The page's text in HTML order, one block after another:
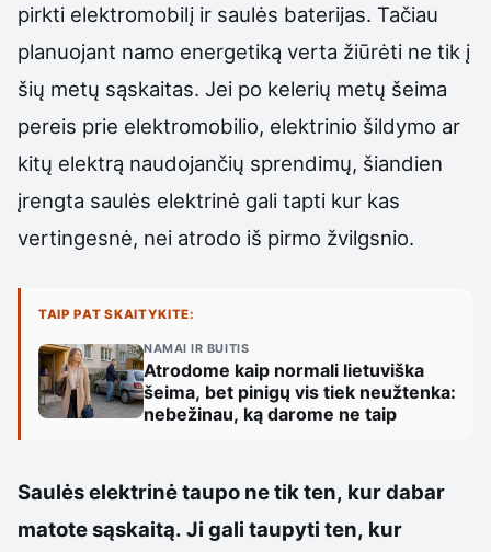
pirkti elektromobilį ir saulės baterijas. Tačiau
planuojant namo energetiką verta žiūrėti ne tik į
šių metų sąskaitas. Jei po kelerių metų šeima
pereis prie elektromobilio, elektrinio šildymo ar
kitų elektrą naudojančių sprendimų, šiandien
įrengta saulės elektrinė gali tapti kur kas
vertingesnė, nei atrodo iš pirmo žvilgsnio.
TAIP PAT SKAITYKITE:
NAMAI IR BUITIS
Atrodome kaip normali lietuviška
šeima, bet pinigų vis tiek neužtenka:
nebežinau, ką darome ne taip
Saulės elektrinė taupo ne tik ten, kur dabar
matote sąskaitą. Ji gali taupyti ten, kur